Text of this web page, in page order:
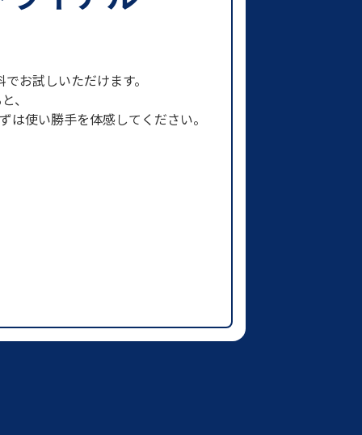
お試しいただけます。
、
は使い勝手を体感してください。